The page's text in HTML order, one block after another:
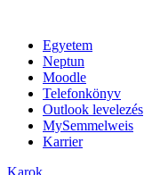
Egyetem
Neptun
Moodle
Telefonkönyv
Outlook levelezés
MySemmelweis
Karrier
Karok